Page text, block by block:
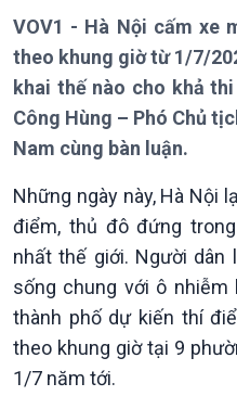
Chính trị
Tin Chính trị
Chính phủ với người dân
Quốc hội với cử tri
Xây dựng đảng
Đảng trong cuộc sống
VOV1 - Hà Nội cấm xe
theo khung giờ từ 1/7/
khai thế nào cho khả
Công Hùng – Phó Chủ
Nam cùng bàn luận.
Những ngày này, Hà Nội
điểm, thủ đô đứng
nhất thế giới. Người dân
sống chung với ô nhiễm
thành phố dự kiến thí
theo khung giờ tại 9
1/7 năm tới.